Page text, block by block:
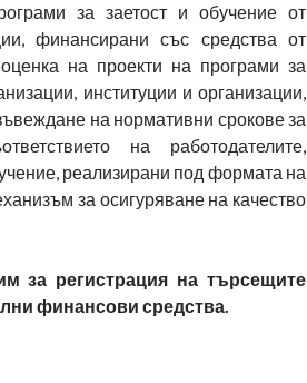
за заетост и обучение от
финансирани със средства от
на проекти на програми за
институции и организации,
на нормативни срокове за
на работодателите,
реализирани под формата на
за осигуряване на качество
за регистрация на търсещите
финансови средства.